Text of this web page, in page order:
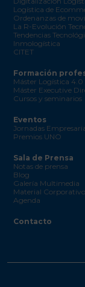
Logística de
Ordenanzas de
La R-Evolución
Tendencias
Inmologística
CITET
Formación
Máster Logística
Máster Executive
Cursos y seminarios
Eventos
Jornadas
Premios UNO
Sala de Prensa
Notas de prensa
Blog
Galería Multimedia
Material Corporativo
Agenda
Contacto